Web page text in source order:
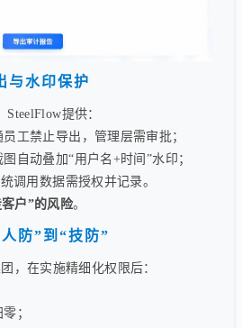
与水印保护
提供：
员工禁止导出，管理层需审批；
自动叠加“用户名+时间”水印；
调用数据需授权并记录。
户”的风险。
防”到“技防”
，在实施精细化权限后：
；